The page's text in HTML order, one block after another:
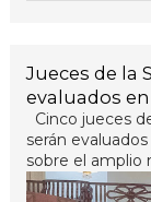
Jueces de la
evaluados
Cinco jueces
serán
sobre el amplio